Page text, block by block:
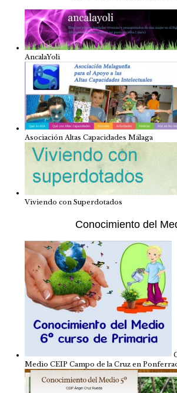
AncalaYoli
Asociación Altas Capacidades Málaga
Viviendo con Superdotados
Conocimiento del
Medio CEIP Campo de la Cruz en